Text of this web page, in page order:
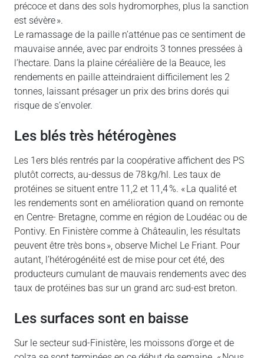
précoce et dans des sols hydromorphes, plus la sanction
est sévère ».
Le ramassage de la paille n’atténue pas ce sentiment de
mauvaise année, avec par endroits 3 tonnes pressées à
l’hectare. Dans la plaine céréalière de la Beauce, les
rendements en paille atteindraient difficilement les 2
tonnes, laissant présager un prix des brins dorés qui
risque de s’envoler.
Les blés très hétérogènes
Les 1ers blés rentrés par la coopérative affichent des PS
plutôt corrects, au-dessus de 78 kg/hl. Les taux de
protéines se situent entre 11,2 et 11,4 %. « La qualité et
les rendements sont en amélioration quand on remonte
en Centre- Bretagne, comme en région de Loudéac ou de
Pontivy. En Finistère comme à Châteaulin, les résultats
peuvent être très bons », observe Michel Le Friant. Pour
autant, l’hétérogénéité est de mise pour cet été, des
producteurs cumulant de mauvais rendements avec des
taux de protéines bas sur un grand arc sud-est breton.
Les surfaces sont en baisse
Sur le secteur sud-Finistère, les moissons d’orge et de